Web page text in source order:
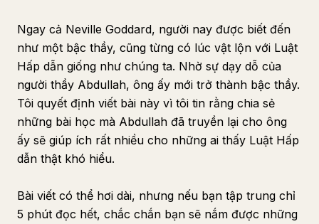
Ngay cả Neville Goddard, người nay được biết đến
như một bậc thầy, cũng từng có lúc vật lộn với Luật
Hấp dẫn giống như chúng ta. Nhờ sự dạy dỗ của
người thầy Abdullah, ông ấy mới trở thành bậc thầy.
Tôi quyết định viết bài này vì tôi tin rằng chia sẻ
những bài học mà Abdullah đã truyền lại cho ông
ấy sẽ giúp ích rất nhiều cho những ai thấy Luật Hấp
dẫn thật khó hiểu.
Bài viết có thể hơi dài, nhưng nếu bạn tập trung chỉ
5 phút đọc hết, chắc chắn bạn sẽ nắm được những